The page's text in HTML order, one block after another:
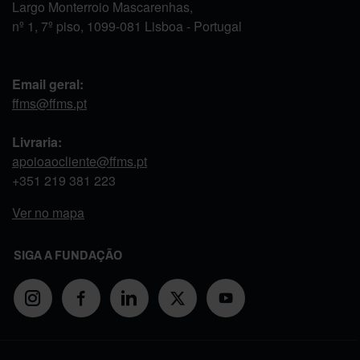
Largo Monterroio Mascarenhas,
nº 1, 7º piso, 1099-081 Lisboa - Portugal
Email geral:
ffms@ffms.pt
Livraria:
apoioaocliente@ffms.pt
+351 219 381 223
Ver no mapa
SIGA A FUNDAÇÃO